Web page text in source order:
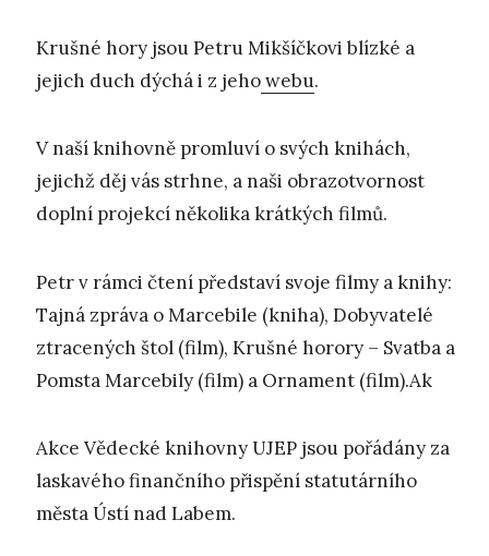
Krušné hory jsou Petru Mikšíčkovi blízké a
jejich duch dýchá i z jehowebu.
V naší knihovně promluví o svých knihách,
jejichž děj vás strhne, a naši obrazotvornost
doplní projekcí několika krátkých filmů.
Petr v rámci čtení představí svoje filmy a knihy:
Tajná zpráva o Marcebile (kniha), Dobyvatelé
ztracených štol (film), Krušné horory – Svatba a
Pomsta Marcebily (film) a Ornament (film).Ak
Akce Vědecké knihovny UJEP jsou pořádány za
laskavého finančního přispění statutárního
města Ústí nad Labem.